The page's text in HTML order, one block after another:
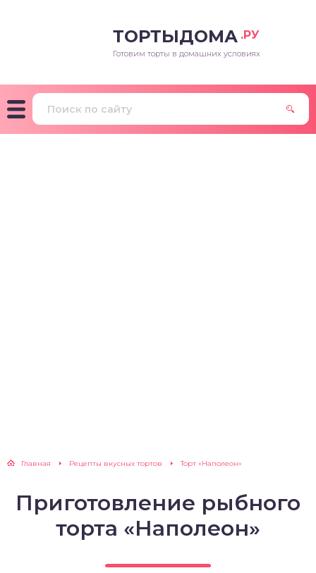
ТОРТЫДОМА .РУ
Готовим торты в домашних условиях
Главная Рецепты вкусных тортов Торт «Наполеон»
Приготовление рыбного
торта «Наполеон»